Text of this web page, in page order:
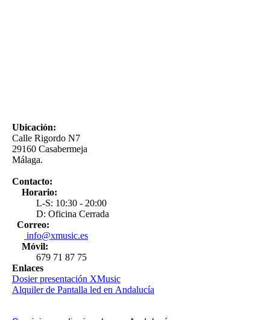
Ubicación:
Calle Rigordo N7
29160 Casabermeja
Málaga.
Contacto:
Horario:
L-S: 10:30 - 20:00
D: Oficina Cerrada
Correo:
info@xmusic.es
Móvil:
679 71 87 75
Enlaces
Dosier presentación XMusic
Alquiler de Pantalla led en Andalucía